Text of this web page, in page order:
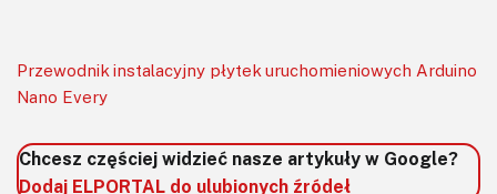
Przewodnik instalacyjny płytek uruchomieniowych Arduino
Nano Every
Chcesz częściej widzieć nasze artykuły w Google?
Dodaj ELPORTAL do ulubionych źródeł